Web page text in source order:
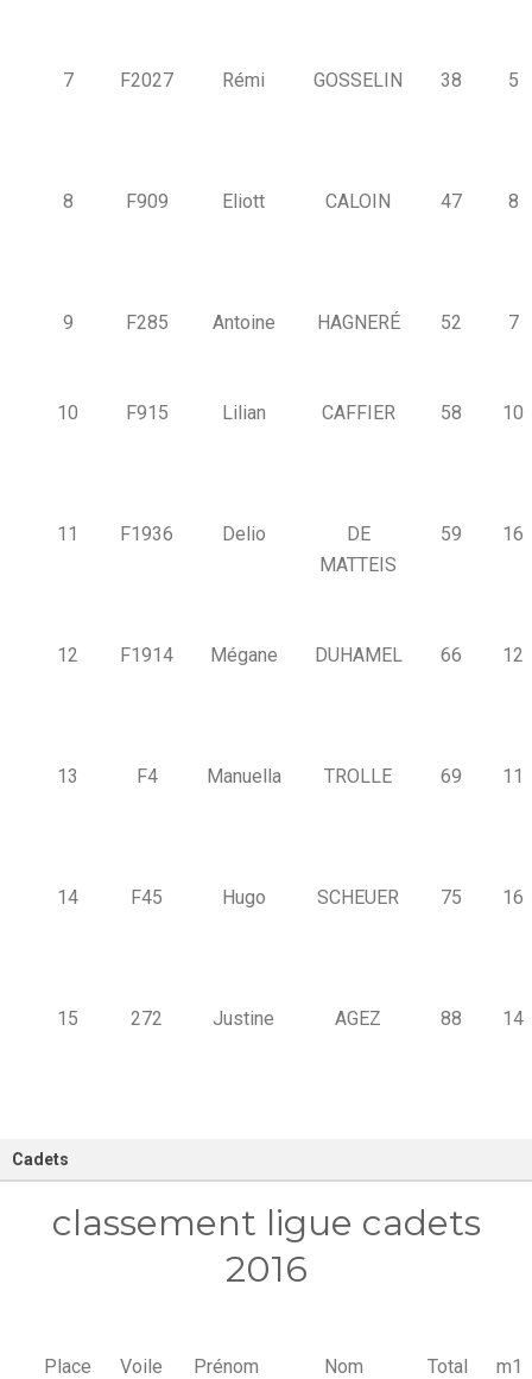
7 F2027 Rémi GOSSELIN 38 5
8 F909 Eliott CALOIN 47 8
9 F285 Antoine HAGNERÉ 52 7
10 F915 Lilian CAFFIER 58 10
11 F1936 Delio
DE
MATTEIS
59 16
12 F1914 Mégane DUHAMEL 66 12
13 F4 Manuella TROLLE 69 11
14 F45 Hugo SCHEUER 75 16
15 272 Justine AGEZ 88 14
Cadets
classement ligue cadets
2016
Place Voile Prénom Nom Total m1